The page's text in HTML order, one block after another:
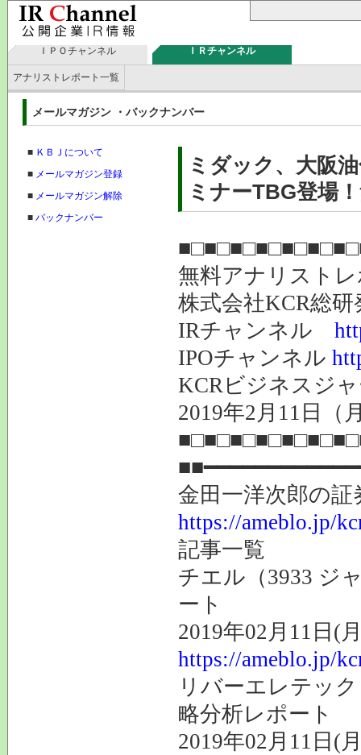
ＩＰＯチャンネル ＩＲチャンネル
アナリストレポート一覧
メールマガジン ・バックナンバー
■ ＫＢＪについて
■ メールマガジン登録
■ メールマガジン解除
■ バックナンバー
ミダック、大阪
ミナーTBG登場
無料アナリスト
株式会社
IRチャンネル
IPOチャンネル
KCRビジネスジ
2019年2月11
金田一洋次郎の
https://ameblo.jp/
記事一覧
チエル（3933 ジ
ート
2019年02月11日(
https://ameblo.jp/
リバーエレテッ
略分析レポート
2019年02月11日(